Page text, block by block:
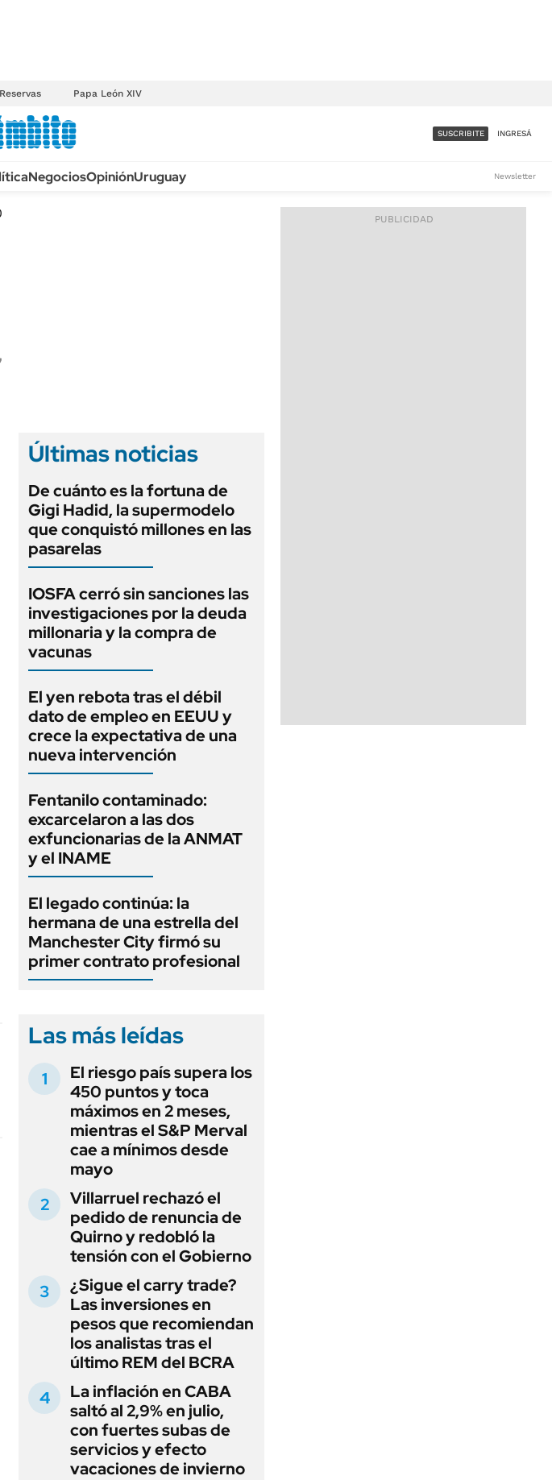
Reservas Papa León XIV
ACCESO FULL - $1.800/MES
SUSCRIBITE INGRESÁ
NegociosOpiniónUruguay Newsletter
Últimas noticias
De cuánto es la fortuna de
Gigi Hadid, la supermodelo
que conquistó millones en las
pasarelas
IOSFA cerró sin sanciones las
investigaciones por la deuda
millonaria y la compra de
vacunas
El yen rebota tras el débil
dato de empleo en EEUU y
crece la expectativa de una
nueva intervención
Fentanilo contaminado:
excarcelaron a las dos
exfuncionarias de la ANMAT
y el INAME
El legado continúa: la
hermana de una estrella del
Manchester City firmó su
primer contrato profesional
Las más leídas
El riesgo país supera los
450 puntos y toca
máximos en 2 meses,
mientras el S&P Merval
cae a mínimos desde
mayo
Villarruel rechazó el
pedido de renuncia de
Quirno y redobló la
tensión con el Gobierno
¿Sigue el carry trade?
Las inversiones en
pesos que recomiendan
los analistas tras el
último REM del BCRA
La inflación en CABA
saltó al 2,9% en julio,
con fuertes subas de
servicios y efecto
vacaciones de invierno